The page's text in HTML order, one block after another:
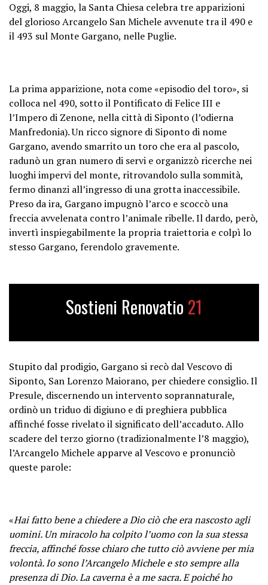
Oggi, 8 maggio, la Santa Chiesa celebra tre apparizioni
del glorioso Arcangelo San Michele avvenute tra il 490 e
il 493 sul Monte Gargano, nelle Puglie.
La prima apparizione, nota come «episodio del toro», si
colloca nel 490, sotto il Pontificato di Felice III e
l’Impero di Zenone, nella città di Siponto (l’odierna
Manfredonia). Un ricco signore di Siponto di nome
Gargano, avendo smarrito un toro che era al pascolo,
radunò un gran numero di servi e organizzò ricerche nei
luoghi impervi del monte, ritrovandolo sulla sommità,
fermo dinanzi all’ingresso di una grotta inaccessibile.
Preso da ira, Gargano impugnò l’arco e scoccò una
freccia avvelenata contro l’animale ribelle. Il dardo, però,
invertì inspiegabilmente la propria traiettoria e colpì lo
stesso Gargano, ferendolo gravemente.
Sostieni Renovatio 21
Stupito dal prodigio, Gargano si recò dal Vescovo di
Siponto, San Lorenzo Maiorano, per chiedere consiglio. Il
Presule, discernendo un intervento soprannaturale,
ordinò un triduo di digiuno e di preghiera pubblica
affinché fosse rivelato il significato dell’accaduto. Allo
scadere del terzo giorno (tradizionalmente l’8 maggio),
l’Arcangelo Michele apparve al Vescovo e pronunciò
queste parole:
«Hai fatto bene a chiedere a Dio ciò che era nascosto agli
uomini. Un miracolo ha colpito l’uomo con la sua stessa
freccia, affinché fosse chiaro che tutto ciò avviene per mia
volontà. Io sono l’Arcangelo Michele e sto sempre alla
presenza di Dio. La caverna è a me sacra. E poiché ho